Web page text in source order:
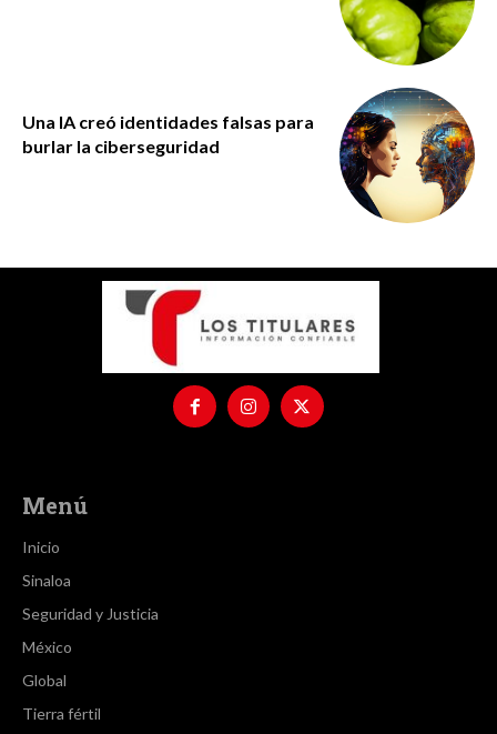
Una IA creó identidades falsas para
burlar la ciberseguridad
Menú
Inicio
Sinaloa
Seguridad y Justicia
México
Global
Tierra fértil